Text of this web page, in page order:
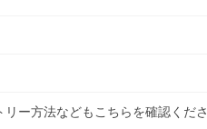
ー方法などもこちらを確認くだ